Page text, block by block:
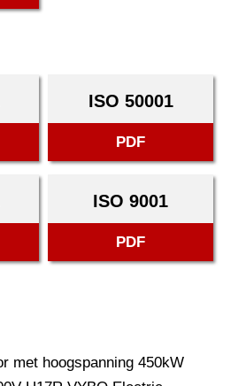
ISO 50001
PDF
ISO 9001
PDF